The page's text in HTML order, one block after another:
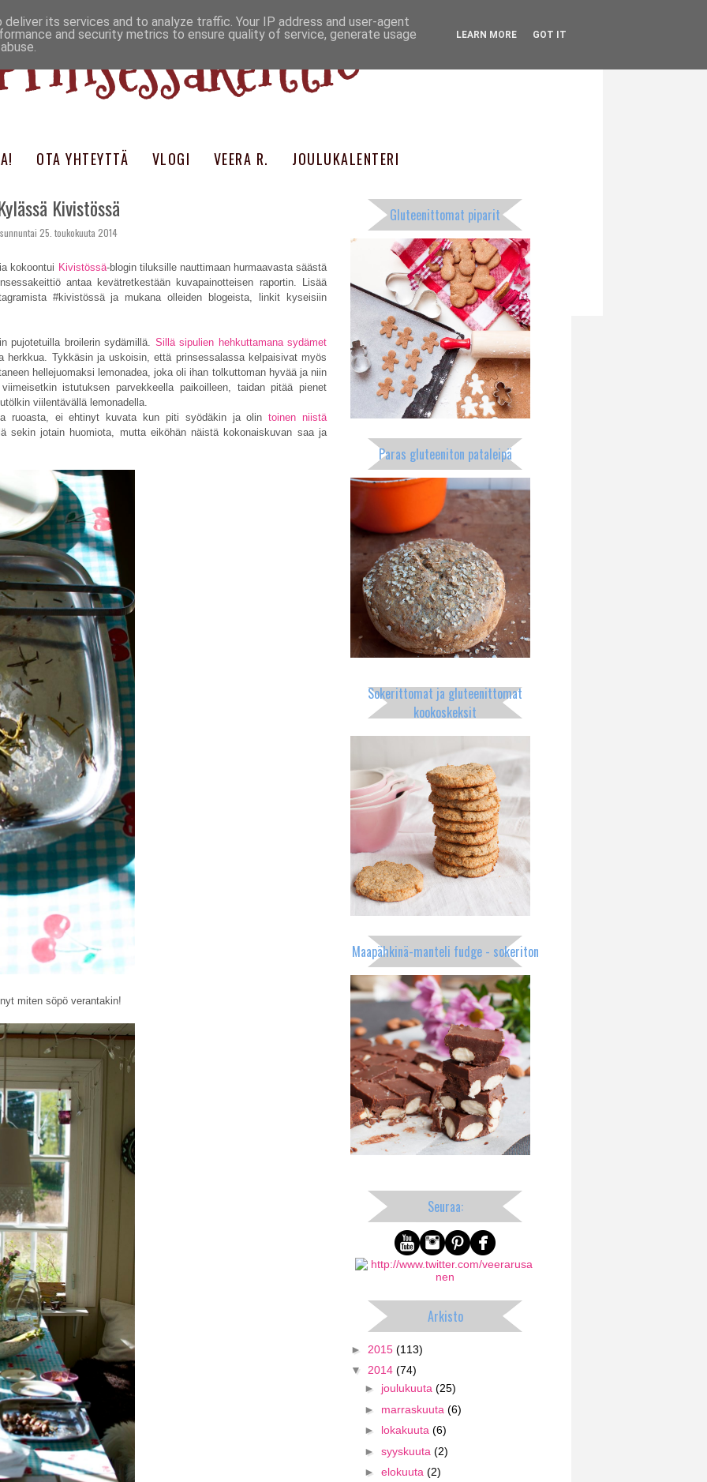
OTA YHTEYTTÄ VLOGI VEERA R. JOULUKALENTERI
Kivistössä
sunnuntai 25. toukokuuta 2014
kokoontui Kivistössä-blogin tiluksille nauttimaan hurmaavasta säästä
antaa kevätretkestään kuvapainotteisen raportin. Lisää
#kivistössä ja mukana olleiden blogeista, linkit kyseisiin
pujotetuilla broilerin sydämillä. Sillä sipulien hehkuttamana sydämet
herkkua. Tykkäsin ja uskoisin, että prinsessalassa kelpaisivat myös
hellejuomaksi lemonadea, joka oli ihan tolkuttoman hyvää ja niin
istutuksen parvekkeella paikoilleen, taidan pitää pienet
viilentävällä lemonadella.
ruoasta, ei ehtinyt kuvata kun piti syödäkin ja olintoinen niistä
jotain huomiota, mutta eiköhän näistä kokonaiskuvan saa ja
miten söpö verantakin!
Gluteenittomat piparit
Paras gluteeniton pataleipä
Sokerittomat ja gluteenittomat
kookoskeksit
Maapähkinä-manteli fudge - sokeriton
Seuraa:
Arkisto
► 2015 (113)
▼ 2014 (74)
► joulukuuta (25)
► marraskuuta (6)
► lokakuuta (6)
► syyskuuta (2)
► elokuuta (2)
its services and to analyze traffic. Your IP address and user-agent
and security metrics to ensure quality of service, generate usage
LEARN MORE GOT IT